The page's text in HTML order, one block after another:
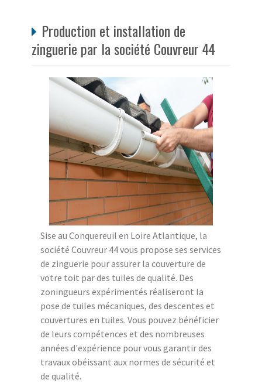
Production et installation de
zinguerie par la société Couvreur 44
Sise au Conquereuil en Loire Atlantique, la
société Couvreur 44 vous propose ses services
de zinguerie pour assurer la couverture de
votre toit par des tuiles de qualité. Des
zoningueurs expérimentés réaliseront la
pose de tuiles mécaniques, des descentes et
couvertures en tuiles. Vous pouvez bénéficier
de leurs compétences et des nombreuses
années d'expérience pour vous garantir des
travaux obéissant aux normes de sécurité et
de qualité.